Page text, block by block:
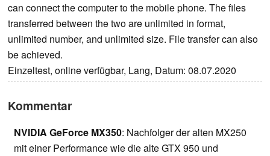
can connect the computer to the mobile phone. The files
transferred between the two are unlimited in format,
unlimited number, and unlimited size. File transfer can also
be achieved.
Einzeltest, online verfügbar, Lang, Datum: 08.07.2020
Kommentar
NVIDIA GeForce MX350: Nachfolger der alten MX250
mit einer Performance wie die alte GTX 950 und